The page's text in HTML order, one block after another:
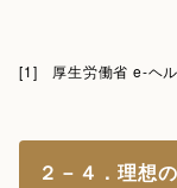
[1] 厚生労働省 e-ヘ
２－４．理想